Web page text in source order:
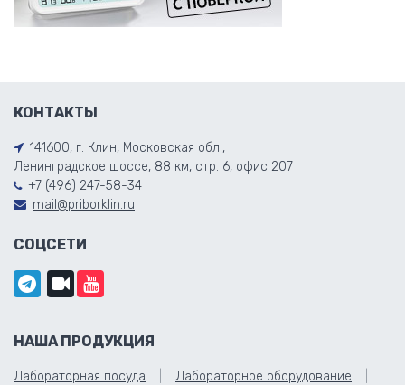
КОНТАКТЫ
141600, г. Клин, Московская обл.,
Ленинградское шоссе, 88 км, стр. 6, офис 207
+7 (496) 247-58-34
mail@priborklin.ru
СОЦСЕТИ
НАША ПРОДУКЦИЯ
Лабораторная посуда
Лабораторное оборудование